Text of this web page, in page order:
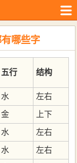
哪些字
五行 结构
水 左右
金 上下
水 左右
水 左右